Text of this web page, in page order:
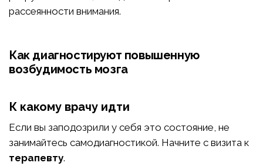
рассеянности внимания.
Как диагностируют повышенную
возбудимость мозга
К какому врачу идти
Если вы заподозрили у себя это состояние, не
занимайтесь самодиагностикой. Начните с визита к
терапевту.